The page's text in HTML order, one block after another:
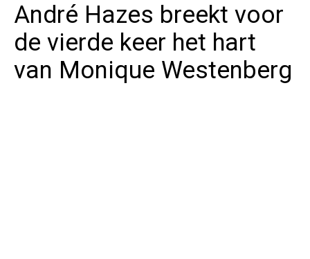
André Hazes breekt voor
de vierde keer het hart
van Monique Westenberg